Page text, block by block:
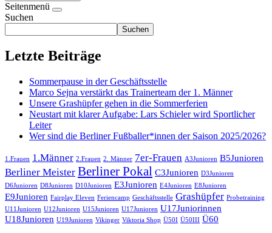
Seitenmenü
Suchen
Suchen
Letzte Beiträge
Sommerpause in der Geschäftsstelle
Marco Sejna verstärkt das Trainerteam der 1. Männer
Unsere Grashüpfer gehen in die Sommerferien
Neustart mit klarer Aufgabe: Lars Schieler wird Sportlicher
Leiter
Wer sind die Berliner Fußballer*innen der Saison 2025/2026?
1.Frauen 1.Männer 2.Frauen 2. Männer 7er-Frauen A3Junioren B5Junioren
Berliner Meister Berliner Pokal C3Junioren D3Junioren
D6Junioren D8Junioren D10Junioren E3Junioren E4Junioren E8Junioren
E9Junioren Fairplay Eleven Feriencamp Geschäftsstelle Grashüpfer Probetraining
U11Junioren U12Junioren U15Junioren U17Junioren U17Juniorinnen
U18Junioren U19Junioren Vikinger Viktoria Shop Ü50I Ü50III Ü60